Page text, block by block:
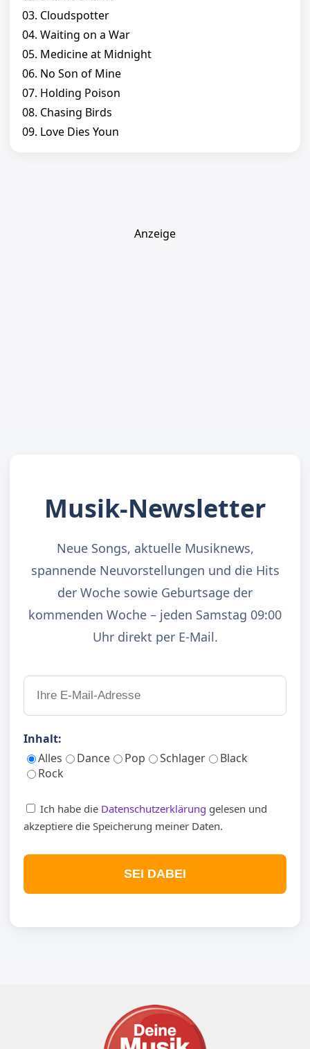
03. Cloudspotter
04. Waiting on a War
05. Medicine at Midnight
06. No Son of Mine
07. Holding Poison
08. Chasing Birds
09. Love Dies Youn
Anzeige
Musik-Newsletter
Neue Songs, aktuelle Musiknews,
spannende Neuvorstellungen und die Hits
der Woche sowie Geburtsage der
kommenden Woche – jeden Samstag 09:00
Uhr direkt per E-Mail.
Inhalt:
Alles
Dance Pop Schlager
Black
Rock
Ich habe die Datenschutzerklärung gelesen und
akzeptiere die Speicherung meiner Daten.
SEI DABEI